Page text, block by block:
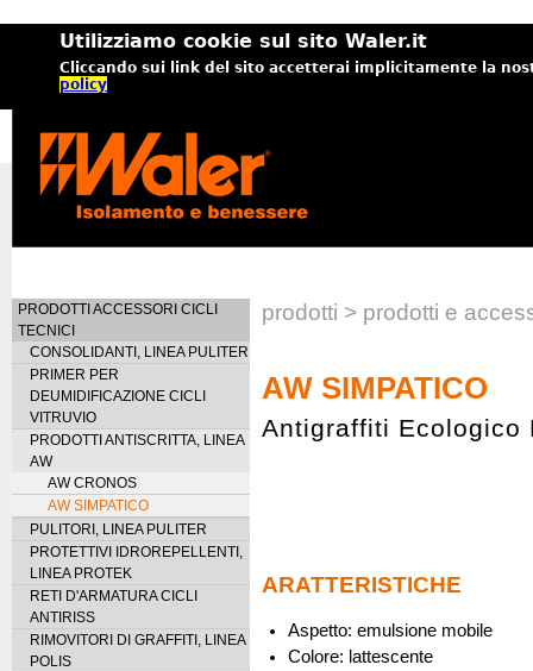
Utilizziamo cookie sul sito Waler.it
Cliccando sui link del sito accetterai implicitamente la
policy
prodotti > prodotti e
AW SIMPATICO
Antigraffiti Ecologico
ARATTERISTICHE
Aspetto: emulsione mobile
Colore: lattescente
PRODOTTI ACCESSORI CICLI
TECNICI
CONSOLIDANTI, LINEA PULITER
PRIMER PER
DEUMIDIFICAZIONE CICLI
VITRUVIO
PRODOTTI ANTISCRITTA, LINEA
AW
AW CRONOS
AW SIMPATICO
PULITORI, LINEA PULITER
PROTETTIVI IDROREPELLENTI,
LINEA PROTEK
RETI D'ARMATURA CICLI
ANTIRISS
RIMOVITORI DI GRAFFITI, LINEA
POLIS